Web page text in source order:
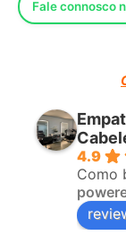
Fale connosco
4.9
Como